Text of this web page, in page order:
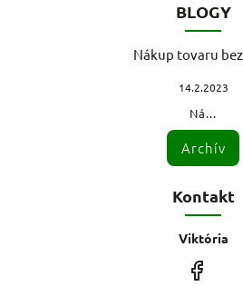
BLOGY
Nákup tovaru
14.2.2023
Ná...
Archív
Kontakt
Viktória